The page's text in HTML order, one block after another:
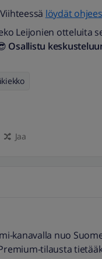
löydät
Leijonien otteluita
Osallistu
Jaa
kanavalla nuo
tilausta